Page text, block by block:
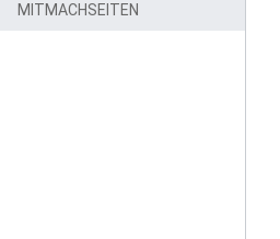
MITMACHSEITEN